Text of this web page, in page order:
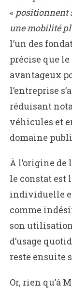
« positionnent
une mobilité
l’un des
précise que
avantageux
l’entreprise
réduisant
véhicules et
domaine
À l’origine de
le constat est
individuelle
comme
son utilisation
d’usage
reste ensuite
Or, rien qu’à